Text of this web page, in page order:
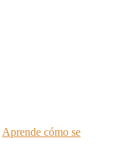
Aprende cómo se